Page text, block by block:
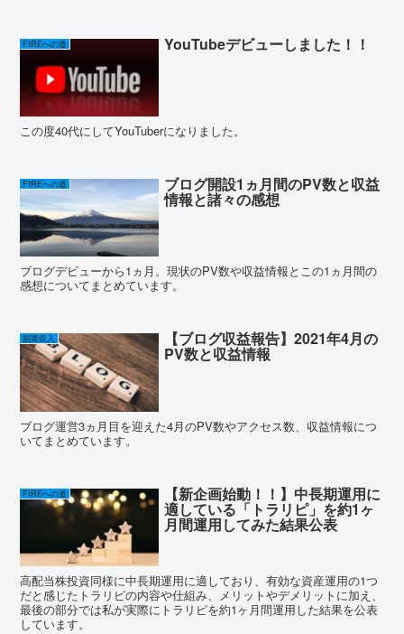
FIREへの道 YouTubeデビューしました！！
この度40代にしてYouTuberになりました。
FIREへの道 ブログ開設1ヵ月間のPV数と収益
情報と諸々の感想
ブログデビューから1ヵ月。現状のPV数や収益情報とこの1ヵ月間の
感想についてまとめています。
副業収入 【ブログ収益報告】2021年4月の
PV数と収益情報
ブログ運営3ヵ月目を迎えた4月のPV数やアクセス数、収益情報につ
いてまとめています。
FIREへの道 【新企画始動！！】中長期運用に
適している「トラリピ」を約1ヶ
月間運用してみた結果公表
高配当株投資同様に中長期運用に適しており、有効な資産運用の1つ
だと感じたトラリピの内容や仕組み、メリットやデメリットに加え、
最後の部分では私が実際にトラリピを約1ヶ月間運用した結果を公表
しています。